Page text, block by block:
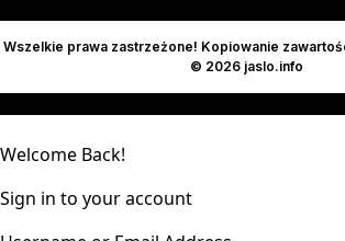
Wszelkie prawa zastrzeżone! Kopiowanie
© 2026 jaslo.info
Welcome Back!
Sign in to your account